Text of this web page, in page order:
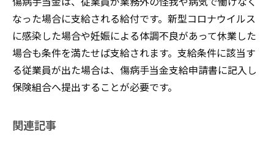
なった場合に支給される給付です。新型コロナウイルス
に感染した場合や妊娠による体調不良があって休業した
場合も条件を満たせば支給されます。支給条件に該当す
る従業員が出た場合は、傷病手当金支給申請書に記入し
保険組合へ提出することが必要です。
関連記事